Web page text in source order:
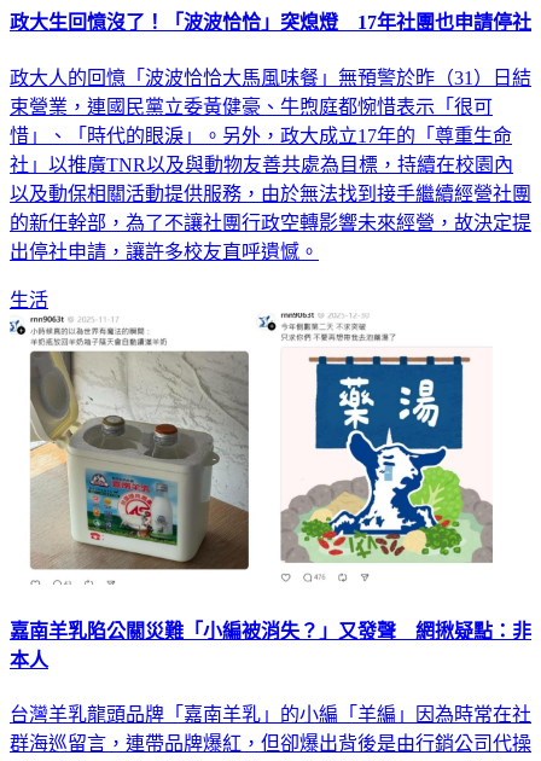
政大生回憶沒了！「波波恰恰」突熄燈 17年社團也申請停社
政大人的回憶「波波恰恰大馬風味餐」無預警於昨（31）日結
束營業，連國民黨立委黃健豪、牛煦庭都惋惜表示「很可
惜」、「時代的眼淚」。另外，政大成立17年的「尊重生命
社」以推廣TNR以及與動物友善共處為目標，持續在校園內
以及動保相關活動提供服務，由於無法找到接手繼續經營社團
的新任幹部，為了不讓社團行政空轉影響未來經營，故決定提
出停社申請，讓許多校友直呼遺憾。
生活
嘉南羊乳陷公關災難「小編被消失？」又發聲 網揪疑點：非
本人
台灣羊乳龍頭品牌「嘉南羊乳」的小編「羊編」因為時常在社
群海巡留言，連帶品牌爆紅，但卻爆出背後是由行銷公司代操